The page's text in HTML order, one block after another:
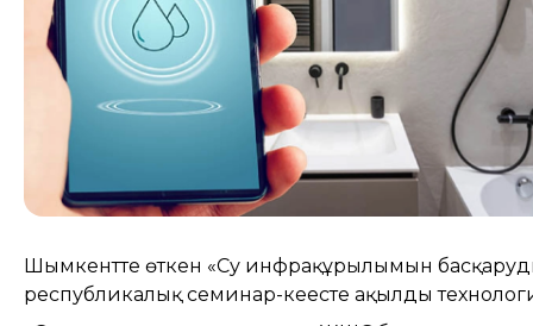
Шымкентте өткен «Су инфрақұрылымын
республикалық семинар-кеңесте ақылды